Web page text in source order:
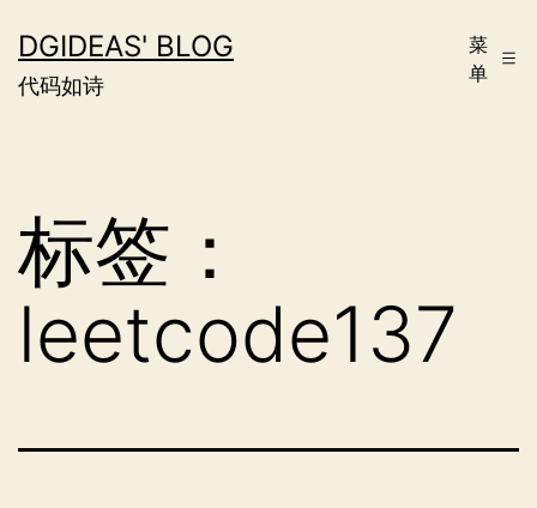
至
内
DGIDEAS' BLOG
代码如诗
菜
单
标签：
leetcode137